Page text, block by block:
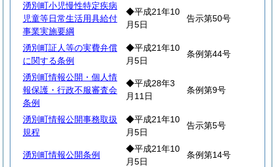
湧別町小児慢性特定疾病
児童等日常生活用具給付
事業実施要綱
◆平成21年10
月5日
告示第50号
湧別町証人等の実費弁償
に関する条例
◆平成21年10
月5日
条例第44号
湧別町情報公開・個人情
報保護・行政不服審査会
条例
◆平成28年3
月11日
条例第9号
湧別町情報公開事務取扱
規程
◆平成21年10
月5日
告示第5号
湧別町情報公開条例
◆平成21年10
月5日
条例第14号